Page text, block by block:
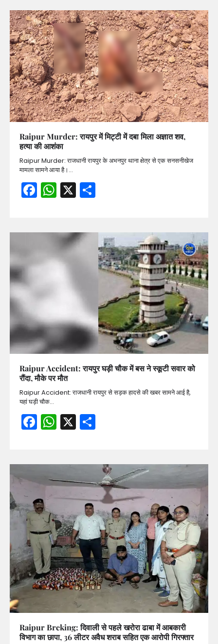
Raipur Murder: रायपुर में मिट्टी में दबा मिला अज्ञात शव,
हत्या की आशंका
Raipur Murder: राजधानी रायपुर के अभनपुर थाना क्षेत्र से एक सनसनीखेज
मामला सामने आया है।…
Facebook
WhatsApp
X
Raipur Accident: रायपुर घड़ी चौक में बस ने स्कूटी सवार को
रौंदा, मौके पर मौत
Raipur Accident: राजधानी रायपुर से सड़क हादसे की खबर सामने आई है,
यहां घड़ी चौक…
Facebook
WhatsApp
X
Raipur Breking: दिवाली से पहले खरोरा ढाबा में आबकारी
विभाग का छापा, 36 लीटर अवैध शराब सहित एक आरोपी गिरफ्तार